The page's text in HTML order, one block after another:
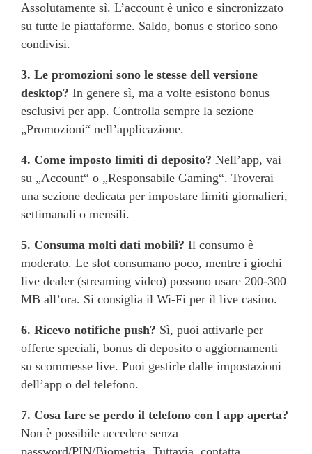
Assolutamente sì. L’account è unico e sincronizzato
su tutte le piattaforme. Saldo, bonus e storico sono
condivisi.
3. Le promozioni sono le stesse dell versione
desktop? In genere sì, ma a volte esistono bonus
esclusivi per app. Controlla sempre la sezione
„Promozioni“ nell’applicazione.
4. Come imposto limiti di deposito? Nell’app, vai
su „Account“ o „Responsabile Gaming“. Troverai
una sezione dedicata per impostare limiti giornalieri,
settimanali o mensili.
5. Consuma molti dati mobili? Il consumo è
moderato. Le slot consumano poco, mentre i giochi
live dealer (streaming video) possono usare 200-300
MB all’ora. Si consiglia il Wi-Fi per il live casino.
6. Ricevo notifiche push? Sì, puoi attivarle per
offerte speciali, bonus di deposito o aggiornamenti
su scommesse live. Puoi gestirle dalle impostazioni
dell’app o del telefono.
7. Cosa fare se perdo il telefono con l app aperta?
Non è possibile accedere senza